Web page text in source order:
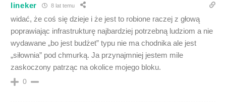
lineker 8 lat temu
widać, że coś się dzieje i że jest to robione raczej z głową
poprawiając infrastrukturę najbardziej potrzebną ludziom a nie
wydawane „bo jest budżet” typu nie ma chodnika ale jest
„siłownia” pod chmurką. Ja przynajmniej jestem mile
zaskoczony patrząc na okolice mojego bloku.
0